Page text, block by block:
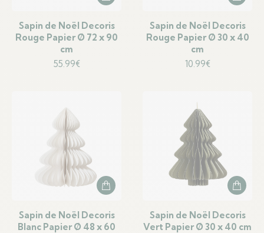
Sapin de Noël Decoris
Rouge Papier Ø 72 x 90
cm
55.99€
Sapin de Noël Decoris
Rouge Papier Ø 30 x 40
cm
10.99€
Sapin de Noël Decoris
Blanc Papier Ø 48 x 60
Sapin de Noël Decoris
Vert Papier Ø 30 x 40 cm